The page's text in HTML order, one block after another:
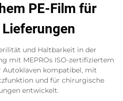
PE-Film für
und Haltbarkeit in der
mit MEPROs ISO-zertifiziertem
Autoklaven kompatibel, mit
und für chirurgische
entwickelt.